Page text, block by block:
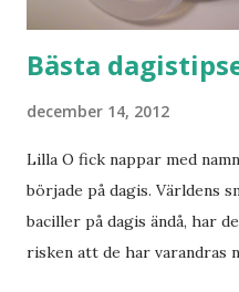
Bästa
december 14, 2012
Lilla O fick nappar med
började på dagis. Världens
baciller på dagis ändå, har
risken att de har varandras